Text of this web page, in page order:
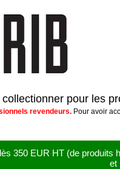
pour les
revendeurs. Pour avoir
350 EUR HT (de
et